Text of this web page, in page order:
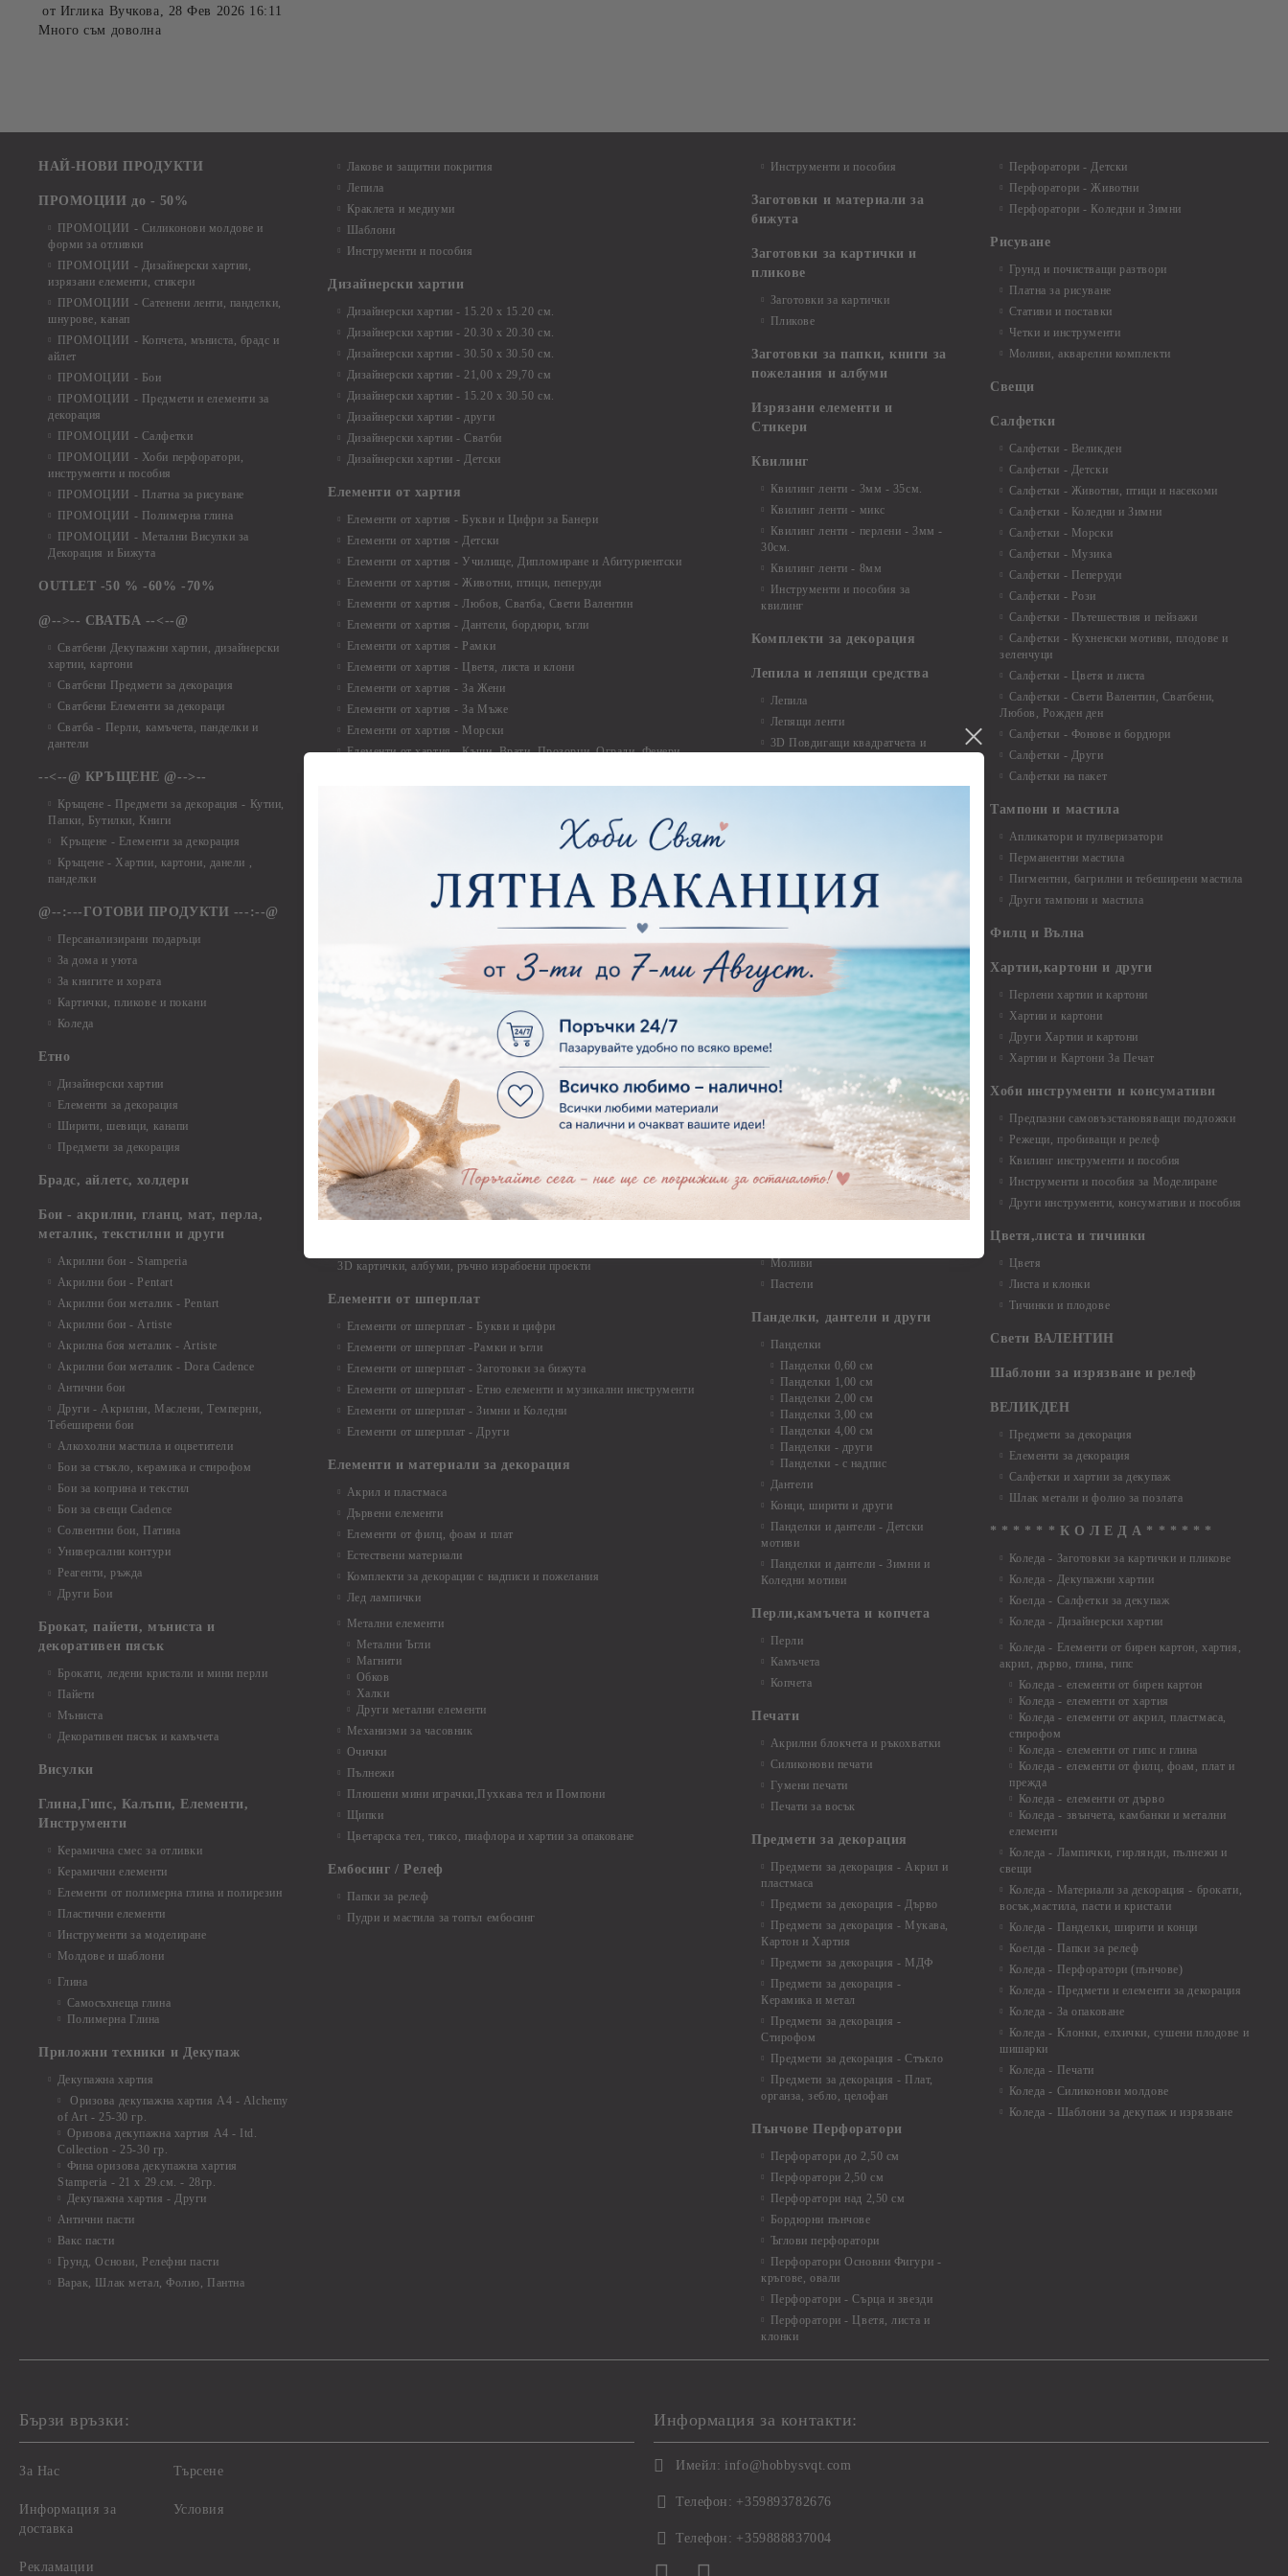
от Иглика Вучкова, 28 Фев 2026 16:11
Много съм доволна
НАЙ-НОВИ ПРОДУКТИ
ПРОМОЦИИ до - 50%
ПРОМОЦИИ - Силиконови молдове и
форми за отливки
ПРОМОЦИИ - Дизайнерски хартии,
изрязани елементи, стикери
ПРОМОЦИИ - Сатенени ленти, панделки,
шнурове, канап
ПРОМОЦИИ - Копчета, мъниста, брадс и
айлет
ПРОМОЦИИ - Бои
ПРОМОЦИИ - Предмети и елементи за
декорация
ПРОМОЦИИ - Салфетки
ПРОМОЦИИ - Хоби перфоратори,
инструменти и пособия
ПРОМОЦИИ - Платна за рисуване
ПРОМОЦИИ - Полимерна глина
ПРОМОЦИИ - Метални Висулки за
Декорация и Бижута
OUTLET -50 % -60% -70%
@-->-- СВАТБА --<--@
Сватбени Декупажни хартии, дизайнерски
хартии, картони
Сватбени Предмети за декорация
Сватбени Елементи за декораци
Сватба - Перли, камъчета, панделки и
дантели
--<--@ КРЪЩЕНЕ @-->--
Кръщене - Предмети за декорация - Кутии,
Папки, Бутилки, Книги
Кръщене - Елементи за декорация
Кръщене - Хартии, картони, данели ,
панделки
@--:---ГОТОВИ ПРОДУКТИ ---:--@
Персанализирани подаръци
За дома и уюта
За книгите и хората
Картички, пликове и покани
Коледа
Етно
Дизайнерски хартии
Елементи за декорация
Ширити, шевици, канапи
Предмети за декорация
Брадс, айлетс, холдери
Бои - акрилни, гланц, мат, перла,
металик, текстилни и други
Акрилни бои - Stamperia
Акрилни бои - Pentart
Акрилни бои металик - Pentart
Акрилни бои - Artiste
Акрилна боя металик - Artiste
Акрилни бои металик - Dora Cadence
Антични бои
Други - Акрилни, Маслени, Темперни,
Тебеширени бои
Алкохолни мастила и оцветители
Бои за стъкло, керамика и стирофом
Бои за коприна и текстил
Бои за свещи Cadence
Солвентни бои, Патина
Универсални контури
Реагенти, ръжда
Други Бои
Брокат, пайети, мъниста и
декоративен пясък
Брокати, ледени кристали и мини перли
Пайети
Мъниста
Декоративен пясък и камъчета
Висулки
Глина,Гипс, Калъпи, Елементи,
Инструменти
Керамична смес за отливки
Керамични елементи
Елементи от полимерна глина и полирезин
Пластични елементи
Инструменти за моделиране
Молдове и шаблони
Глина
Самосъхнеща глина
Полимерна Глина
Приложни техники и Декупаж
Декупажна хартия
Оризова декупажна хартия А4 - Alchemy
of Art - 25-30 гр.
Оризова декупажна хартия А4 - Itd.
Collection - 25-30 гр.
Фина оризова декупажна хартия
Stamperia - 21 х 29.см. - 28гр.
Декупажна хартия - Други
Антични пасти
Вакс пасти
Грунд, Основи, Релефни пасти
Варак, Шлак метал, Фолио, Пантна
Лакове и защитни покрития
Лепила
Краклета и медиуми
Шаблони
Инструменти и пособия
Дизайнерски хартии
Дизайнерски хартии - 15.20 х 15.20 см.
Дизайнерски хартии - 20.30 х 20.30 см.
Дизайнерски хартии - 30.50 х 30.50 см.
Дизайнерски хартии - 21,00 х 29,70 см
Дизайнерски хартии - 15.20 x 30.50 см.
Дизайнерски хартии - други
Дизайнерски хартии - Сватби
Дизайнерски хартии - Детски
Елементи от хартия
Елементи от хартия - Букви и Цифри за Банери
Елементи от хартия - Детски
Елементи от хартия - Училище, Дипломиране и Абитуриентски
Елементи от хартия - Животни, птици, пеперуди
Елементи от хартия - Любов, Сватба, Свети Валентин
Елементи от хартия - Дантели, бордюри, ъгли
Елементи от хартия - Рамки
Елементи от хартия - Цветя, листа и клони
Елементи от хартия - За Жени
Елементи от хартия - За Мъже
Елементи от хартия - Морски
Елементи от хартия - Къщи, Врати, Прозорци, Огради, Фенери
Елементи от хартия - Микс елементи
Елементи от хартия - Коледа и Зима
Елементи от бирен картон
Елементи от бирен картон - Декоративни рамки
Елементи от бирен картон - Надписи на български
Елементи от бирен картон - Сватба
Елементи от бирен картон - Училище, Дипломиране и Завършване
Елементи от бирен картон - Бебшки и Детски елементи
Елементи от бирен картон - Цветя и Животни
Елементи от бирен картон - Стиймпънк и Мъжки елементи
Елементи от бирен картон - Пътешестия - море, планина ,транспорт
Елементи от бирен картон - Други
Елементи от бирен картон - За миниатюри, дълбоки рамки, бебешки
съкровища и екслоадиращи кутии
Елементи от бирен картон - Коледа и Зима
3D картички, албуми, ръчно израбоени проекти
Елементи от шперплат
Елементи от шперплат - Букви и цифри
Елементи от шперплат -Рамки и ъгли
Елементи от шперплат - Заготовки за бижута
Елементи от шперплат - Етно елементи и музикални инструменти
Елементи от шперплат - Зимни и Коледни
Елементи от шперплат - Други
Елементи и материали за декорация
Акрил и пластмаса
Дървени елементи
Елементи от филц, фоам и плат
Естествени материали
Комплекти за декорации с надписи и пожелания
Лед лампички
Метални елементи
Метални Ъгли
Магнити
Обков
Халки
Други метални елементи
Механизми за часовник
Очички
Пълнежи
Плюшени мини играчки,Пухкава тел и Помпони
Щипки
Цветарска тел, тиксо, пиафлора и хартии за опаковане
Ембосинг / Релеф
Папки за релеф
Пудри и мастила за топъл ембосинг
Инструменти и пособия
Заготовки и материали за
бижута
Заготовки за картички и
пликове
Заготовки за картички
Пликове
Заготовки за папки, книги за
пожелания и албуми
Изрязани елементи и
Стикери
Квилинг
Квилинг ленти - 3мм - 35см.
Квилинг ленти - микс
Квилинг ленти - перлени - 3мм -
30см.
Квилинг ленти - 8мм
Инструменти и пособия за
квилинг
Комплекти за декорация
Лепила и лепящи средства
Лепила
Лепящи ленти
3D Повдигащи квадратчета и
Макраме
Макраме Основи - до 6,00 см
Макраме Основи - 7,00 - 15,00 см
Макраме Основи - над 15,00 см
Макраме - Други материали
Опаковки
Мебелен обков и аксесоари
Закачалки
Крака за мебели
Други аксесоари, материали и
инструменти
Моливи, маркери, химикали,
Восъци
Моливи
Пастели
Панделки, дантели и други
Панделки
Панделки 0,60 см
Панделки 1,00 см
Панделки 2,00 см
Панделки 3,00 см
Панделки 4,00 см
Панделки - други
Панделки - с надпис
Дантели
Конци, ширити и други
Панделки и дантели - Детски
мотиви
Панделки и дантели - Зимни и
Коледни мотиви
Перли,камъчета и копчета
Перли
Камъчета
Копчета
Печати
Акрилни блокчета и ръкохватки
Силиконови печати
Гумени печати
Печати за восък
Предмети за декорация
Предмети за декорация - Акрил и
пластмаса
Предмети за декорация - Дърво
Предмети за декорация - Мукава,
Картон и Хартия
Предмети за декорация - МДФ
Предмети за декорация -
Керамика и метал
Предмети за декорация -
Стирофом
Предмети за декорация - Стъкло
Предмети за декорация - Плат,
органза, зебло, целофан
Пънчове Перфоратори
Перфоратори до 2,50 см
Перфоратори 2,50 см
Перфоратори над 2,50 см
Бордюрни пънчове
Ъглови перфоратори
Перфоратори Основни Фигури -
кръгове, овали
Перфоратори - Сърца и звезди
Перфоратори - Цветя, листа и
клонки
Перфоратори - Детски
Перфоратори - Животни
Перфоратори - Коледни и Зимни
Рисуване
Грунд и почистващи разтвори
Платна за рисуване
Стативи и поставки
Четки и инструменти
Моливи, акварелни комплекти
Свещи
Салфетки
Салфетки - Великден
Салфетки - Детски
Салфетки - Животни, птици и насекоми
Салфетки - Коледни и Зимни
Салфетки - Морски
Салфетки - Музика
Салфетки - Пеперуди
Салфетки - Рози
Салфетки - Пътешествия и пейзажи
Салфетки - Кухненски мотиви, плодове и
зеленчуци
Салфетки - Цветя и листа
Салфетки - Свети Валентин, Сватбени,
Любов, Рожден ден
Салфетки - Фонове и бордюри
Салфетки - Други
Салфетки на пакет
Тампони и мастила
Апликатори и пулверизатори
Перманентни мастила
Пигментни, багрилни и тебеширени мастила
Други тампони и мастила
Филц и Вълна
Хартии,картони и други
Перлени хартии и картони
Хартии и картони
Други Хартии и картони
Хартии и Картони За Печат
Хоби инструменти и консумативи
Предпазни самовъзстановяващи подложки
Режещи, пробиващи и релеф
Квилинг инструменти и пособия
Инструменти и пособия за Моделиране
Други инструменти, консумативи и пособия
Цветя,листа и тичинки
Цветя
Листа и клонки
Тичинки и плодове
Свети ВАЛЕНТИН
Шаблони за изрязване и релеф
ВЕЛИКДЕН
Предмети за декорация
Елементи за декорация
Салфетки и хартии за декупаж
Шлак метали и фолио за позлата
* * * * * * К О Л Е Д А * * * * * *
Коледа - Заготовки за картички и пликове
Коледа - Декупажни хартии
Коелда - Салфетки за декупаж
Коледа - Дизайнерски хартии
Коледа - Eлементи от бирен картон, хартия,
акрил, дърво, глина, гипс
Коледа - елементи от бирен картон
Коледа - елементи от хартия
Коледа - елементи от акрил, пластмаса,
стирофом
Коледа - елементи от гипс и глина
Коледа - елементи от филц, фоам, плат и
прежда
Коледа - елементи от дърво
Коледа - звънчета, камбанки и метални
елементи
Коледа - Лампички, гирлянди, пълнежи и
свещи
Коледа - Материали за декорация - брокати,
восък,мастила, пасти и кристали
Коледа - Панделки, ширити и конци
Коелда - Папки за релеф
Коледа - Перфоратори (пънчове)
Коледа - Предмети и елементи за декорация
Коледа - За опаковане
Коледа - Kлонки, елхички, сушени плодове и
шишарки
Коледа - Печати
Коледа - Силиконови молдове
Коледа - Шаблони за декупаж и изрязване
Бързи връзки:
За Нас
Информация за
доставка
Рекламации
Търсене
Условия
Информация за контакти:
Имейл: info@hobbysvqt.com
Телефон: +359893782676
Телефон: +359888837004